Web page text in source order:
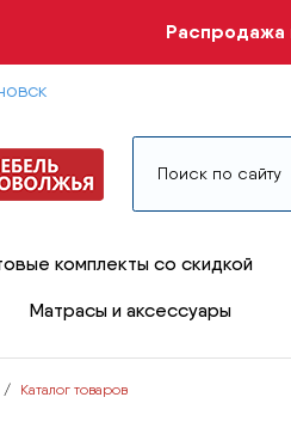
Распродажа
комплекты со скидкой
Матрасы и аксессуары
Каталог товаров